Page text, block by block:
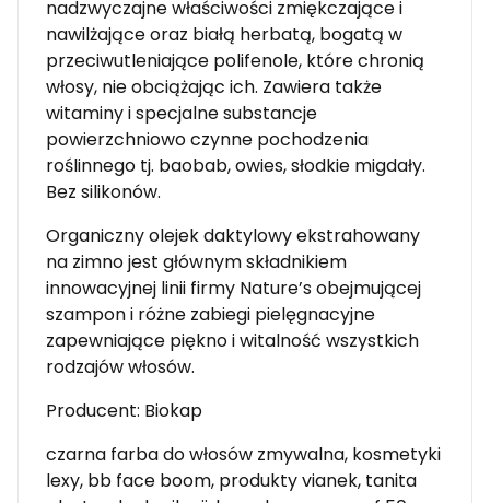
nadzwyczajne właściwości zmiękczające i
nawilżające oraz białą herbatą, bogatą w
przeciwutleniające polifenole, które chronią
włosy, nie obciążając ich. Zawiera także
witaminy i specjalne substancje
powierzchniowo czynne pochodzenia
roślinnego tj. baobab, owies, słodkie migdały.
Bez silikonów.
Organiczny olejek daktylowy ekstrahowany
na zimno jest głównym składnikiem
innowacyjnej linii firmy Nature’s obejmującej
szampon i różne zabiegi pielęgnacyjne
zapewniające piękno i witalność wszystkich
rodzajów włosów.
Producent: Biokap
czarna farba do włosów zmywalna, kosmetyki
lexy, bb face boom, produkty vianek, tanita